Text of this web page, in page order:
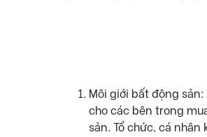
Môi giới bất động
cho các bên trong
sản. Tổ chức, cá